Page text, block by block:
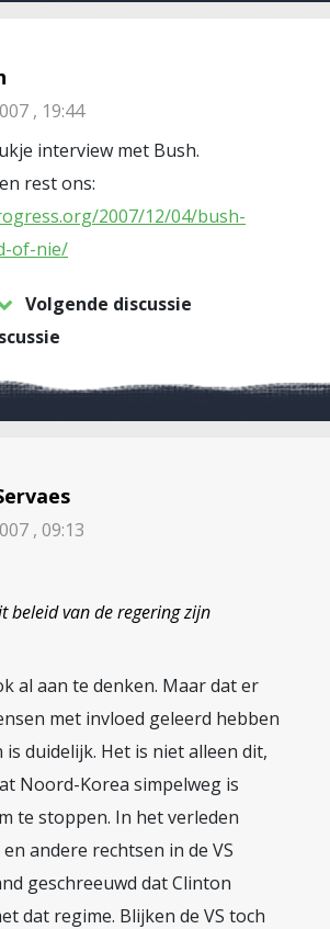
, 19:44
interview met Bush.
rest ons:
2007/12/04/bush-
of-nie/
Volgende discussie
, 09:13
beleid van de regering zijn
al aan te denken. Maar dat er
met invloed geleerd hebben
duidelijk. Het is niet alleen dit,
Noord-Korea simpelweg is
te stoppen. In het verleden
andere rechtsen in de VS
geschreeuwd dat Clinton
dat regime. Blijken de VS toch